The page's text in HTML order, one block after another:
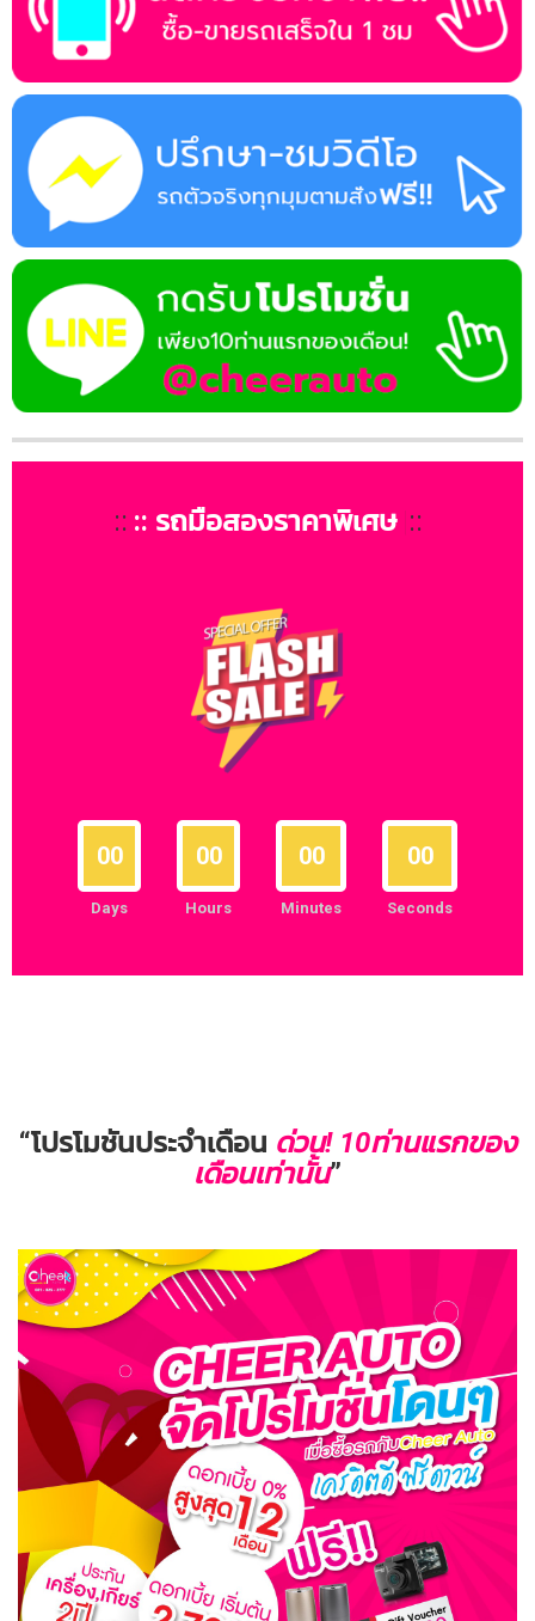
:::: รถมื|::
00
Days
00
Hours
00
Minutes
00
Seconds
“โปรโมชันประจำเดือน ด่วน! 10ท่านแรกของ
เดือนเท่านั้น”